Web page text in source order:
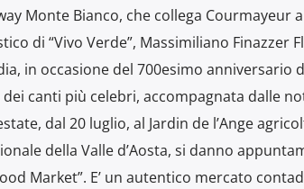
Monte Bianco, che collega Courmayeur
di “Vivo Verde”, Massimiliano Finazzer
in occasione del 700esimo anniversario
canti più celebri, accompagnata dalle
dal 20 luglio, al Jardin de l’Ange
della Valle d’Aosta, si danno
Market”. E’ un autentico mercato